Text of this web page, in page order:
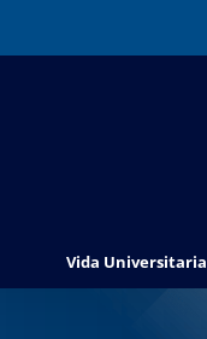
Vida Universitaria